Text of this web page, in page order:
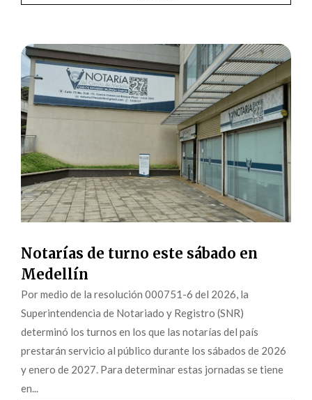
Notarías de turno este sábado en
Medellín
Por medio de la resolución 000751-6 del 2026, la
Superintendencia de Notariado y Registro (SNR)
determinó los turnos en los que las notarías del país
prestarán servicio al público durante los sábados de 2026
y enero de 2027. Para determinar estas jornadas se tiene
en...